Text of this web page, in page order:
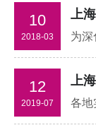
10
2018-03
上
12
2019-07
上